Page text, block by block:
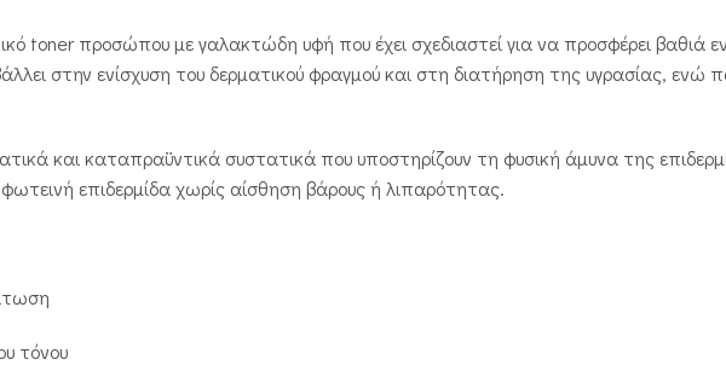
toner προσώπου με γαλακτώδη υφή που έχει σχεδιαστεί για να προσφέρει βαθιά
στην ενίσχυση του δερματικού φραγμού και στη διατήρηση της υγρασίας,
και καταπραϋντικά συστατικά που υποστηρίζουν τη φυσική άμυνα της
επιδερμίδα χωρίς αίσθηση βάρους ή λιπαρότητας.
τόνου